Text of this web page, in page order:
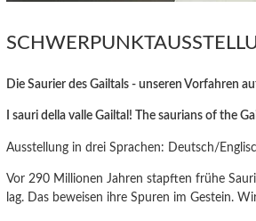
Die Saurier des Gailtals - unseren Vorfahren
I sauri della valle Gailtal! The saurians of the
Ausstellung in drei Sprachen: Deutsch/
Vor 290 Millionen Jahren stapften frühe
lag. Das beweisen ihre Spuren im Gestein.